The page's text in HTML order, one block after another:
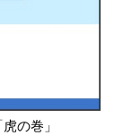
の巻」